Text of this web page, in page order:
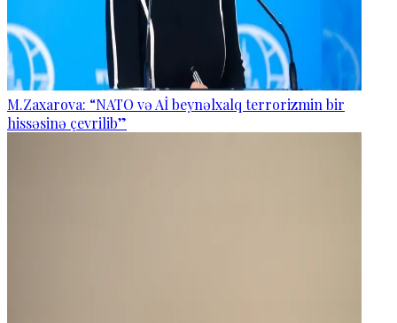
M.Zaxarova: “NATO və Aİ beynəlxalq terrorizmin bir
hissəsinə çevrilib”